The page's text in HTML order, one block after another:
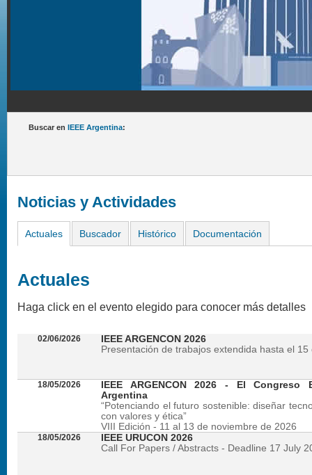
Buscar en IEEE Argentina:
Noticias y Actividades
Actuales Buscador Histórico Documentación
Actuales
Haga click en el evento elegido para conocer más detalles
02/06/2026
IEEE ARGENCON 2026
Presentación de trabajos extendida hasta el 15
18/05/2026
IEEE ARGENCON 2026 - El
Argentina
“Potenciando el futuro sostenible: diseñar
con valores y ética”
VIII Edición - 11 al 13 de noviembre de 2026
18/05/2026
IEEE URUCON 2026
Call For Papers / Abstracts - Deadline 17 July